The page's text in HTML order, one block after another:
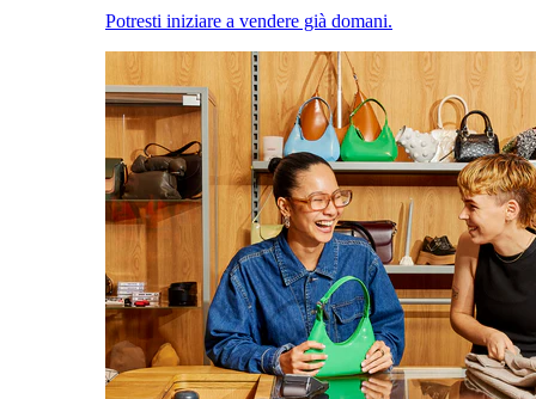
Potresti iniziare a vendere già domani.